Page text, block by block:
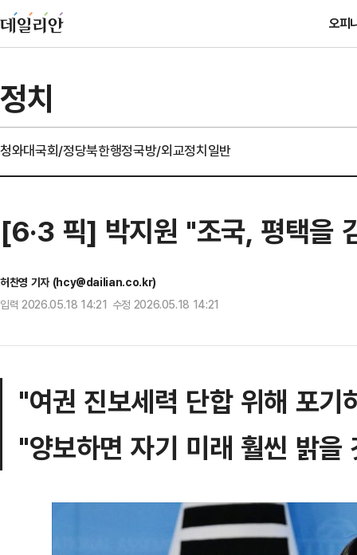
오피
정치
청와대국회/정당북한행정국방/외교정치일반
[6·3 픽] 박지원 "조국, 평택을
허찬영 기자 (hcy@dailian.co.kr)
입력 2026.05.18 14:21 수정 2026.05.18 14:21
"여권 진보세력 단합 위해 포기
"양보하면 자기 미래 훨씬 밝을